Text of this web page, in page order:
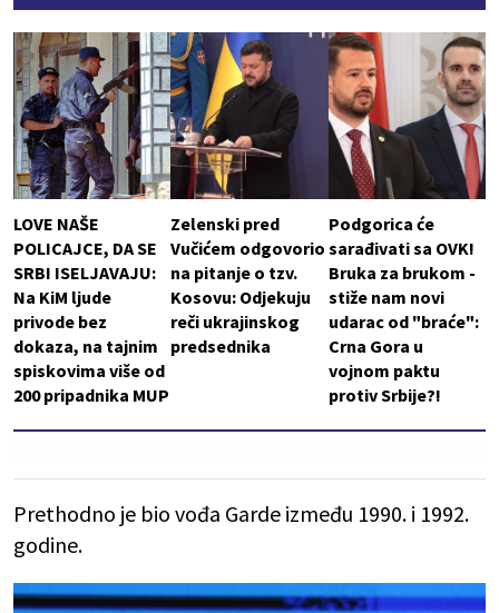
LOVE NAŠE
POLICAJCE, DA SE
SRBI ISELJAVAJU:
Na KiM ljude
privode bez
dokaza, na tajnim
spiskovima više od
200 pripadnika MUP
Zelenski pred
Vučićem odgovorio
na pitanje o tzv.
Kosovu: Odjekuju
reči ukrajinskog
predsednika
Podgorica će
sarađivati sa OVK!
Bruka za brukom -
stiže nam novi
udarac od "braće":
Crna Gora u
vojnom paktu
protiv Srbije?!
Prethodno je bio vođa Garde između 1990. i 1992.
godine.